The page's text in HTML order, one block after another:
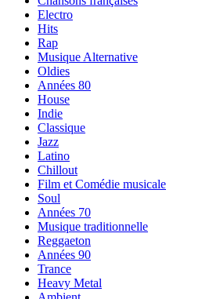
Electro
Hits
Rap
Musique Alternative
Oldies
Années 80
House
Indie
Classique
Jazz
Latino
Chillout
Film et Comédie musicale
Soul
Années 70
Musique traditionnelle
Reggaeton
Années 90
Trance
Heavy Metal